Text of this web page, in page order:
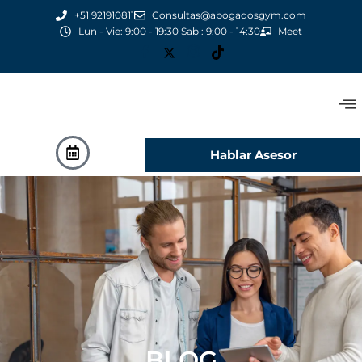
+51 921910811
Consultas@abogadosgym.com
Lun - Vie: 9:00 - 19:30 Sab : 9:00 - 14:30
Meet
Hablar Asesor